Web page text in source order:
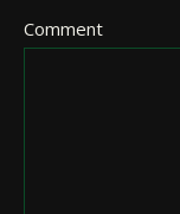
Comment